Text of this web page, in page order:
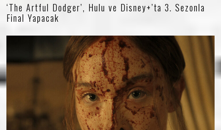
‘The Artful Dodger’, Hulu ve Disney+’ta 3. Sezonla
Final Yapacak